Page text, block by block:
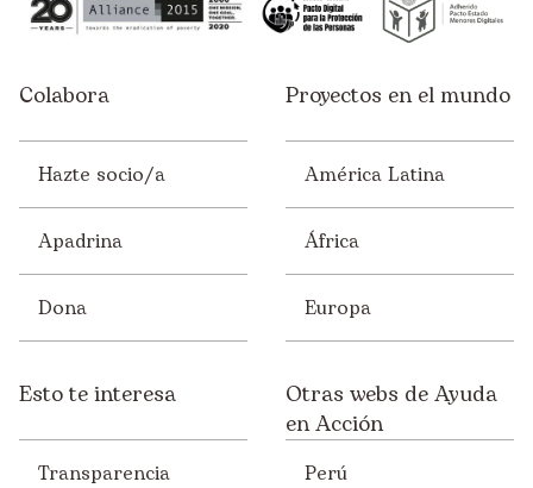
Empresas
Infancia
Juventud
Solidaridad
Colabora
Hazte socio/a
Apadrina
Dona
Proyectos en el mundo
América Latina
África
Europa
Esto te interesa
Transparencia
Otras webs de Ayuda
en Acción
Perú